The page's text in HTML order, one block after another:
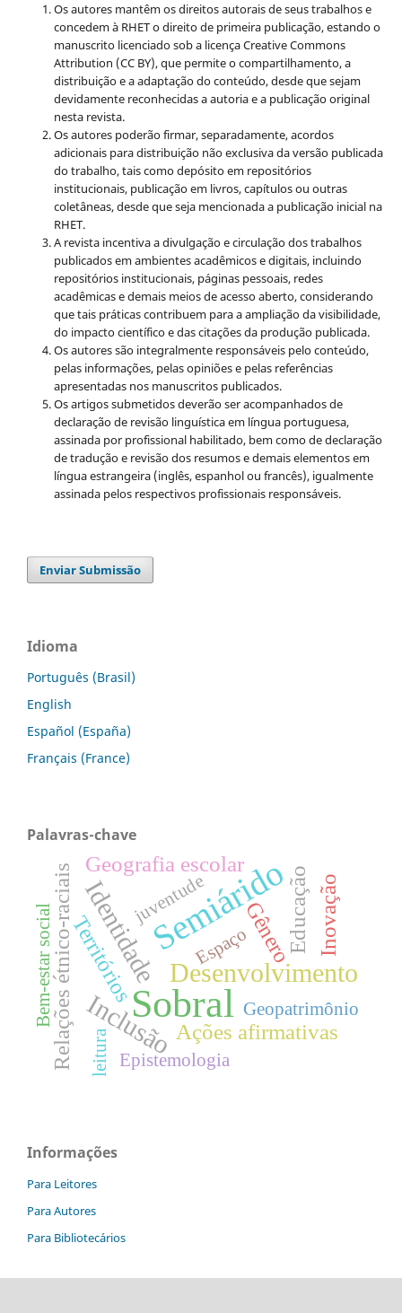
Os autores mantêm os direitos autorais de seus trabalhos e
concedem à RHET o direito de primeira publicação, estando o
manuscrito licenciado sob a licençaCreative Commons
Attribution (CC BY), que permite o compartilhamento, a
distribuição e a adaptação do conteúdo, desde que sejam
devidamente reconhecidas a autoria e a publicação original
nesta revista.
Os autores poderão firmar, separadamente, acordos
adicionais para distribuição não exclusiva da versão publicada
do trabalho, tais como depósito em repositórios
institucionais, publicação em livros, capítulos ou outras
coletâneas, desde que seja mencionada a publicação inicial na
RHET.
A revista incentiva a divulgação e circulação dos trabalhos
publicados em ambientes acadêmicos e digitais, incluindo
repositórios institucionais, páginas pessoais, redes
acadêmicas e demais meios de acesso aberto, considerando
que tais práticas contribuem para a ampliação da visibilidade,
do impacto científico e das citações da produção publicada.
Os autores são integralmente responsáveis pelo conteúdo,
pelas informações, pelas opiniões e pelas referências
apresentadas nos manuscritos publicados.
Os artigos submetidos deverão ser acompanhados de
declaração de revisão linguística em língua portuguesa,
assinada por profissional habilitado, bem como de declaração
de tradução e revisão dos resumos e demais elementos em
língua estrangeira (inglês, espanhol ou francês), igualmente
assinada pelos respectivos profissionais responsáveis.
Enviar Submissão
Idioma
Português (Brasil)
English
Español (España)
Français (France)
Palavras-chave
Sobral
Semiárido
Inclusão
Desenvolvimento
Identidade Educação
Relações étnico-raciais Geografia escolar
Territórios Gênero
Ações afirmativas
Inovação
Geopatrimônio
Epistemologia
juventude
leitura
Espaço
Bem-estar social
Informações
Para Leitores
Para Autores
Para Bibliotecários